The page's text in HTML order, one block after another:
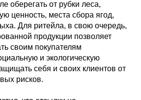
оберегать от рубки леса,
ценность, места сбора ягод,
Для ритейла, в свою очередь,
продукции позволяет
своим покупателям
и экологическую
себя и своих клиентов от
рисков.